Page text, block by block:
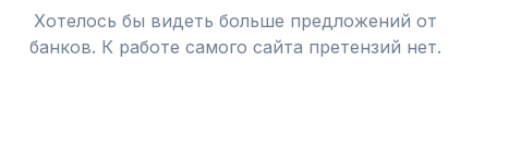
Хотелось бы видеть больше предложений от
банков. К работе самого сайта претензий нет.